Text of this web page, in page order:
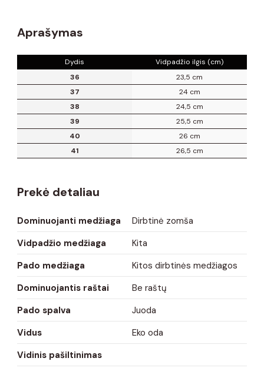
Aprašymas
Dydis
Vidpadžio ilgis (cm)
36
23,5 cm
37
24 cm
38
24,5 cm
39
25,5 cm
40
26 cm
41
26,5 cm
Prekė detaliau
Dominuojanti medžiaga
Dirbtinė zomša
Vidpadžio medžiaga
Kita
Pado medžiaga
Kitos dirbtinės medžiagos
Dominuojantis raštai
Be raštų
Pado spalva
Juoda
Vidus
Eko oda
Vidinis pašiltinimas